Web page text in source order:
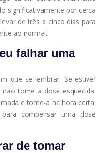
significativamente por cerca
de três a cinco dias para
ao normal.
falhar uma
que se lembrar. Se estiver
tome a dose esquecida.
e tome-a na hora certa.
compensar uma dose
de tomar